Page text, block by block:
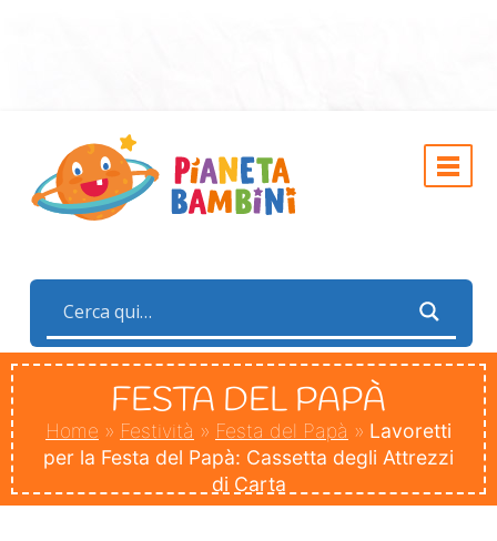
FESTA DEL PAPÀ
Home » Festività » Festa del Papà » Lavoretti
per la Festa del Papà: Cassetta degli Attrezzi
di Carta